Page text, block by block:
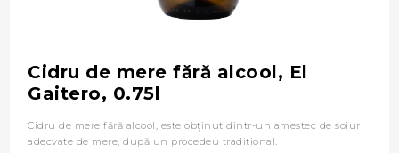
Cidru de mere fără alcool, El
Gaitero, 0.75l
Cidru de mere fără alcool, este obţinut dintr-un amestec de soiuri
adecvate de mere, după un procedeu tradiţional.